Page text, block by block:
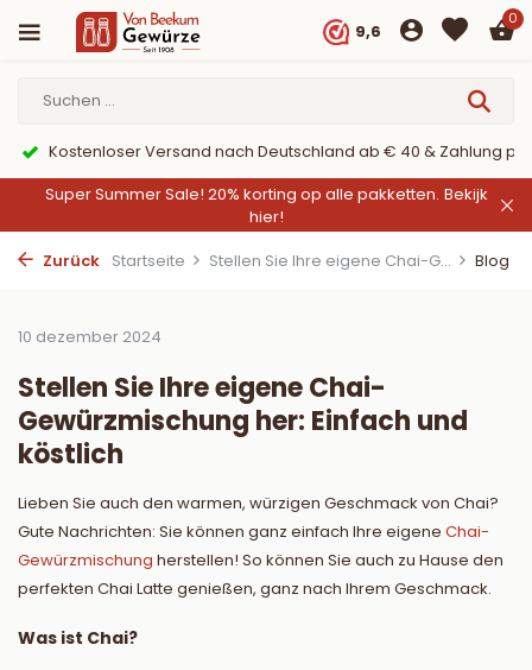
9,6
0
Kostenloser Versand nach Deutschland ab € 40 & Zahlung
Super Summer Sale! 20% korting op alle pakketten. Bekijk
hier!
Zurück Startseite Stellen Sie Ihre eigene Chai-G... Blog
10 dezember 2024
Stellen Sie Ihre eigene Chai-
Gewürzmischung her: Einfach und
köstlich
Lieben Sie auch den warmen, würzigen Geschmack von Chai?
Gute Nachrichten: Sie können ganz einfach Ihre eigene Chai-
Gewürzmischung herstellen! So können Sie auch zu Hause den
perfekten Chai Latte genießen, ganz nach Ihrem Geschmack.
Was ist Chai?